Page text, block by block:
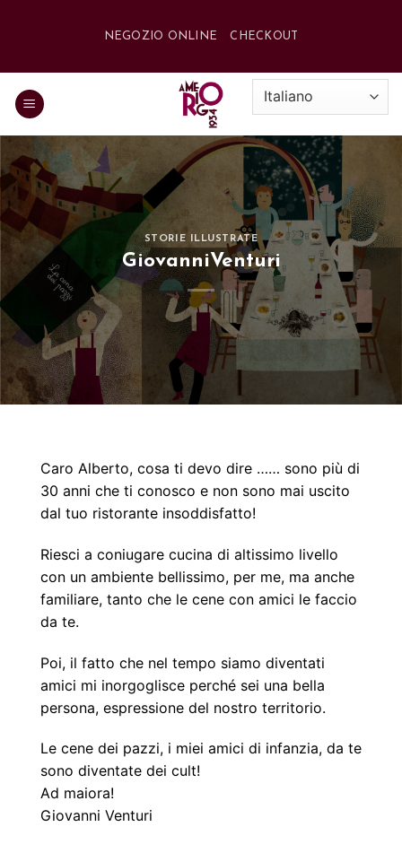
NEGOZIO ONLINE CHECKOUT
STORIE ILLUSTRATE
GiovanniVenturi
Caro Alberto, cosa ti devo dire …… sono più di
30 anni che ti conosco e non sono mai uscito
dal tuo ristorante insoddisfatto!
Riesci a coniugare cucina di altissimo livello
con un ambiente bellissimo, per me, ma anche
familiare, tanto che le cene con amici le faccio
da te.
Poi, il fatto che nel tempo siamo diventati
amici mi inorgoglisce perché sei una bella
persona, espressione del nostro territorio.
Le cene dei pazzi, i miei amici di infanzia, da te
sono diventate dei cult!
Ad maiora!
Giovanni Venturi